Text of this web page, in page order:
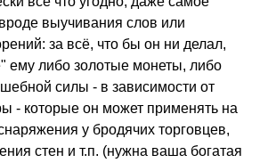
выучивания слов или
за всё, что бы он ни делал,
ему либо золотые монеты, либо
силы - в зависимости от
- которые он может применять на
у бродячих торговцев,
стен и т.п. (нужна ваша богатая